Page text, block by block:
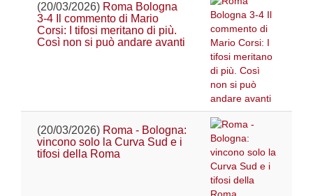
(20/03/2026) Roma Bologna
3-4 Il commento di Mario
Corsi: I tifosi meritano di più.
Così non si può andare avanti
(20/03/2026) Roma - Bologna:
vincono solo la Curva Sud e i
tifosi della Roma